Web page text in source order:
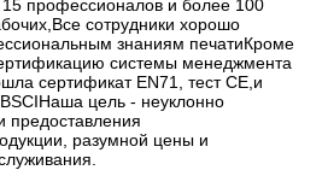
профессионалов и более 100
сотрудники хорошо
знаниям печатиКроме
системы менеджмента
сертификат EN71, тест CE,и
цель - неуклонно
предоставления
разумной цены и